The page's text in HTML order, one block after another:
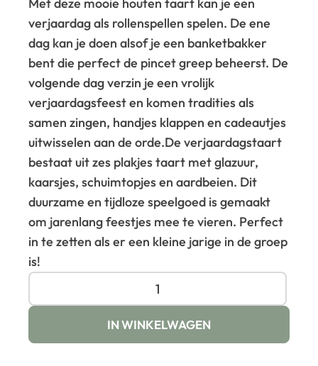
Met deze mooie houten taart kan je een
verjaardag als rollenspellen spelen. De ene
dag kan je doen alsof je een banketbakker
bent die perfect de pincet greep beheerst. De
volgende dag verzin je een vrolijk
verjaardagsfeest en komen tradities als
samen zingen, handjes klappen en cadeautjes
uitwisselen aan de orde.De verjaardagstaart
bestaat uit zes plakjes taart met glazuur,
kaarsjes, schuimtopjes en aardbeien. Dit
duurzame en tijdloze speelgoed is gemaakt
om jarenlang feestjes mee te vieren. Perfect
in te zetten als er een kleine jarige in de groep
is!
IN WINKELWAGEN